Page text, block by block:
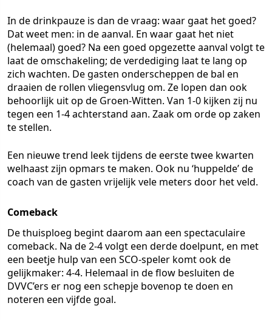
In de drinkpauze is dan de vraag: waar gaat het goed?
Dat weet men: in de aanval. En waar gaat het niet
(helemaal) goed? Na een goed opgezette aanval volgt te
laat de omschakeling; de verdediging laat te lang op
zich wachten. De gasten onderscheppen de bal en
draaien de rollen vliegensvlug om. Ze lopen dan ook
behoorlijk uit op de Groen-Witten. Van 1-0 kijken zij nu
tegen een 1-4 achterstand aan. Zaak om orde op zaken
te stellen.
Een nieuwe trend leek tijdens de eerste twee kwarten
welhaast zijn opmars te maken. Ook nu ‘huppelde’ de
coach van de gasten vrijelijk vele meters door het veld.
Comeback
De thuisploeg begint daarom aan een spectaculaire
comeback. Na de 2-4 volgt een derde doelpunt, en met
een beetje hulp van een SCO-speler komt ook de
gelijkmaker: 4-4. Helemaal in de flow besluiten de
DVVC’ers er nog een schepje bovenop te doen en
noteren een vijfde goal.